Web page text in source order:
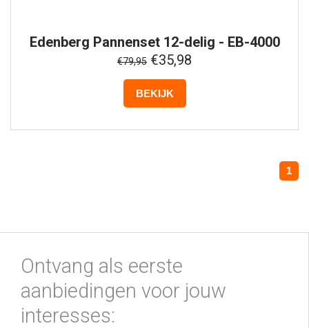
Edenberg Pannenset 12-delig - EB-4000
€79,95 €35,98
BEKIJK
1
Ontvang als eerste
aanbiedingen voor jouw
interesses: